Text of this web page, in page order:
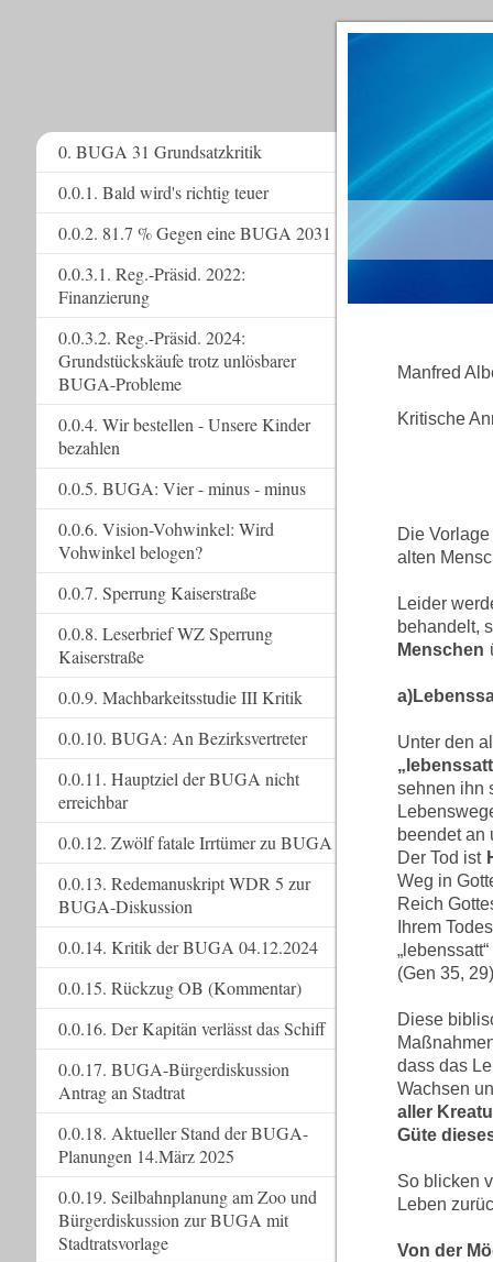
Manfred
Kritische
Die
alten
Leider
behandelt,
Menschen
a)
Unter den
sehnen ihn
beendet an
Der Tod ist
Weg in
Reich
Ihrem
(Gen 35,
Diese
dass das
Wachsen
aller
Güte
So blicken
Leben
Von der
0. BUGA 31 Grundsatzkritik
0.0.1. Bald wird's richtig teuer
0.0.2. 81.7 % Gegen eine BUGA 2031
0.0.3.1. Reg.-Präsid. 2022:
Finanzierung
0.0.3.2. Reg.-Präsid. 2024:
Grundstückskäufe trotz unlösbarer
BUGA-Probleme
0.0.4. Wir bestellen - Unsere Kinder
bezahlen
0.0.5. BUGA: Vier - minus - minus
0.0.6. Vision-Vohwinkel: Wird
Vohwinkel belogen?
0.0.7. Sperrung Kaiserstraße
0.0.8. Leserbrief WZ Sperrung
Kaiserstraße
0.0.9. Machbarkeitsstudie III Kritik
0.0.10. BUGA: An Bezirksvertreter
0.0.11. Hauptziel der BUGA nicht
erreichbar
0.0.12. Zwölf fatale Irrtümer zu BUGA
0.0.13. Redemanuskript WDR 5 zur
BUGA-Diskussion
0.0.14. Kritik der BUGA 04.12.2024
0.0.15. Rückzug OB (Kommentar)
0.0.16. Der Kapitän verlässt das Schiff
0.0.17. BUGA-Bürgerdiskussion
Antrag an Stadtrat
0.0.18. Aktueller Stand der BUGA-
Planungen 14.März 2025
0.0.19. Seilbahnplanung am Zoo und
Bürgerdiskussion zur BUGA mit
Stadtratsvorlage